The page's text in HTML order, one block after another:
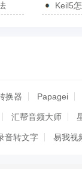
Keil5
换器 Papagei
汇帮音频大师
音转文字 易我视